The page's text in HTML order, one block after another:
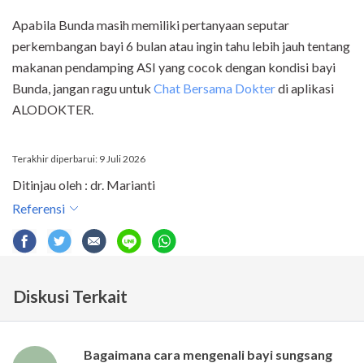
Apabila Bunda masih memiliki pertanyaan seputar
perkembangan bayi 6 bulan atau ingin tahu lebih jauh tentang
makanan pendamping ASI yang cocok dengan kondisi bayi
Bunda, jangan ragu untuk Chat Bersama Dokterdi aplikasi
ALODOKTER.
Terakhir diperbarui: 9 Juli 2026